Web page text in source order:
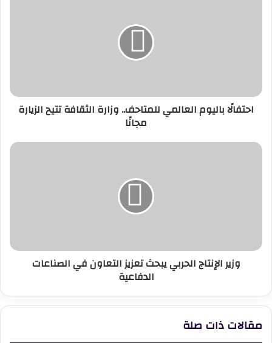
مجانًا
احتفالًا باليوم العالمي للمتاحف.. وزارة الثقافة تتيح الزيارة
مجانًا
وزير
الدفاعية
وزير الإنتاج الحربي يبحث تعزيز التعاون في الصناعات
الدفاعية
مقالات ذات صلة